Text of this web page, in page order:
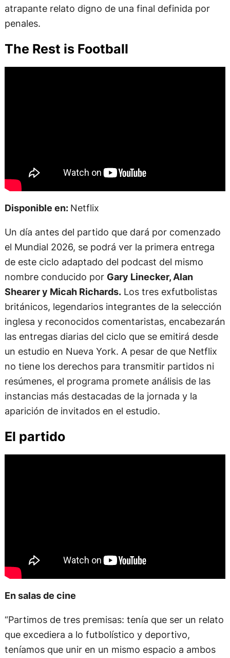
atrapante relato digno de una final definida por
penales.
The Rest is Football
Disponible en: Netflix
Un día antes del partido que dará por comenzado
el Mundial 2026, se podrá ver la primera entrega
de este ciclo adaptado del podcast del mismo
nombre conducido por Gary Linecker, Alan
Shearer y Micah Richards.Los tres exfutbolistas
británicos, legendarios integrantes de la selección
inglesa y reconocidos comentaristas, encabezarán
las entregas diarias del ciclo que se emitirá desde
un estudio en Nueva York. A pesar de que Netflix
no tiene los derechos para transmitir partidos ni
resúmenes, el programa promete análisis de las
instancias más destacadas de la jornada y la
aparición de invitados en el estudio.
El partido
En salas de cine
“Partimos de tres premisas: tenía que ser un relato
que excediera a lo futbolístico y deportivo,
teníamos que unir en un mismo espacio a ambos